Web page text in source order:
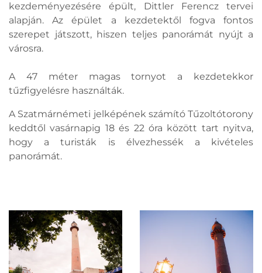
kezdeményezésére épült, Dittler Ferencz tervei
alapján. Az épület a kezdetektől fogva fontos
szerepet játszott, hiszen teljes panorámát nyújt a
városra.
A 47 méter magas tornyot a kezdetekkor
tűzfigyelésre használták.
A Szatmárnémeti jelképének számító Tűzoltótorony
keddtől vasárnapig 18 és 22 óra között tart nyitva,
hogy a turisták is élvezhessék a kivételes
panorámát.